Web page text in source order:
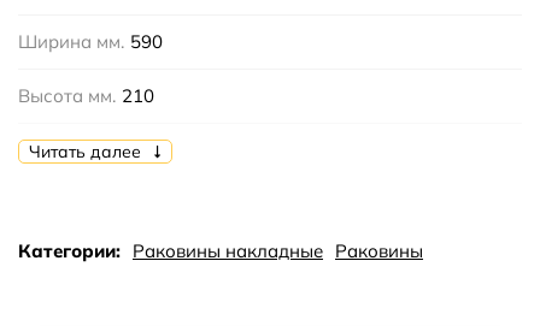
Ширина мм. 590
Высота мм. 210
Глубина мм. 390
Отверстие под смеситель Да
Читать далее
Категории: Раковины накладные Раковины